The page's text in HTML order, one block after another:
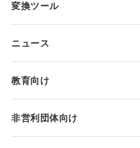
テキスト文書テンプレート
変換ツール
スプレッドシートの変換
PDFの変換
ニュース
教育向け
教育関係者向け
非営利団体向け